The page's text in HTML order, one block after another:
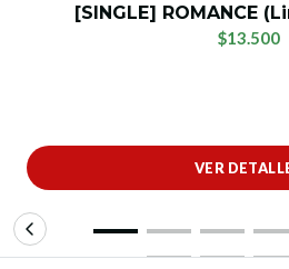
[SINGLE] ROMANCE
$13.500
VER